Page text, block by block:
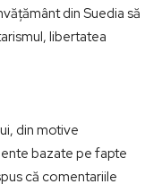
din Suedia să
libertatea
din motive
bazate pe fapte
că comentariile